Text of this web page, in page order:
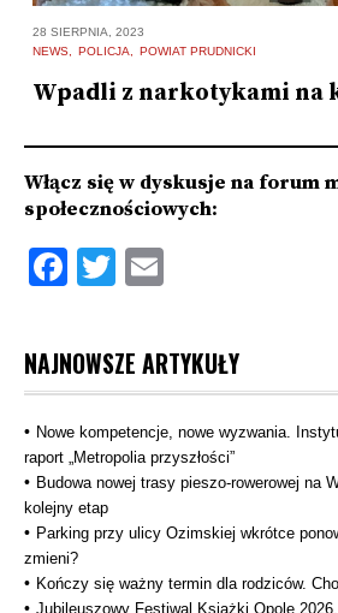
28 SIERPNIA, 2023
NEWS
POLICJA POWIAT PRUDNICKI
Wpadli z narkotykami na
Włącz się w dyskusje na forum
społecznościowych:
Facebook
Twitter
NAJNOWSZE ARTYKUŁY
Nowe kompetencje, nowe wyzwania.
raport „Metropolia przyszłości”
Budowa nowej trasy pieszo‑rowerowej na
kolejny etap
Parking przy ulicy Ozimskiej wkrótce
zmieni?
Kończy się ważny termin dla rodziców.
Jubileuszowy Festiwal Książki Opole